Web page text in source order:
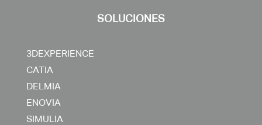
SOLUCIONES
3DEXPERIENCE
CATIA
DELMIA
ENOVIA
SIMULIA